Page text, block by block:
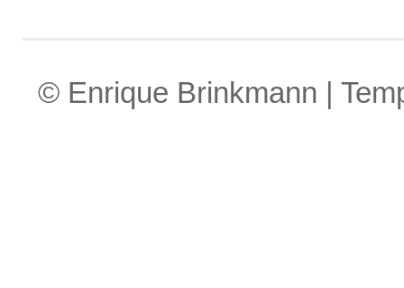
© Enrique Brinkmann |